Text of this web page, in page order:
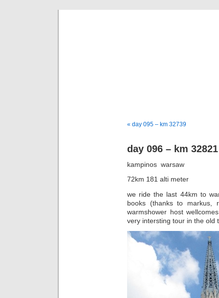
« day 095 – km 32739
day 096 – km 32821
kampinos  warsaw
72km 181 alti meter
we ride the last 44km to
books (thanks to markus,
warmshower host
very intersting tour in the old